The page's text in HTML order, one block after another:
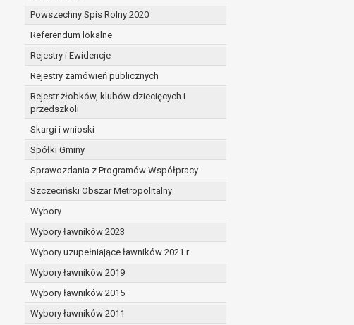
Powszechny Spis Rolny 2020
Referendum lokalne
Rejestry i Ewidencje
Rejestry zamówień publicznych
Rejestr żłobków, klubów dziecięcych i
przedszkoli
Skargi i wnioski
Spółki Gminy
Sprawozdania z Programów Współpracy
Szczeciński Obszar Metropolitalny
Wybory
Wybory ławników 2023
Wybory uzupełniające ławników 2021 r.
Wybory ławników 2019
Wybory ławników 2015
Wybory ławników 2011